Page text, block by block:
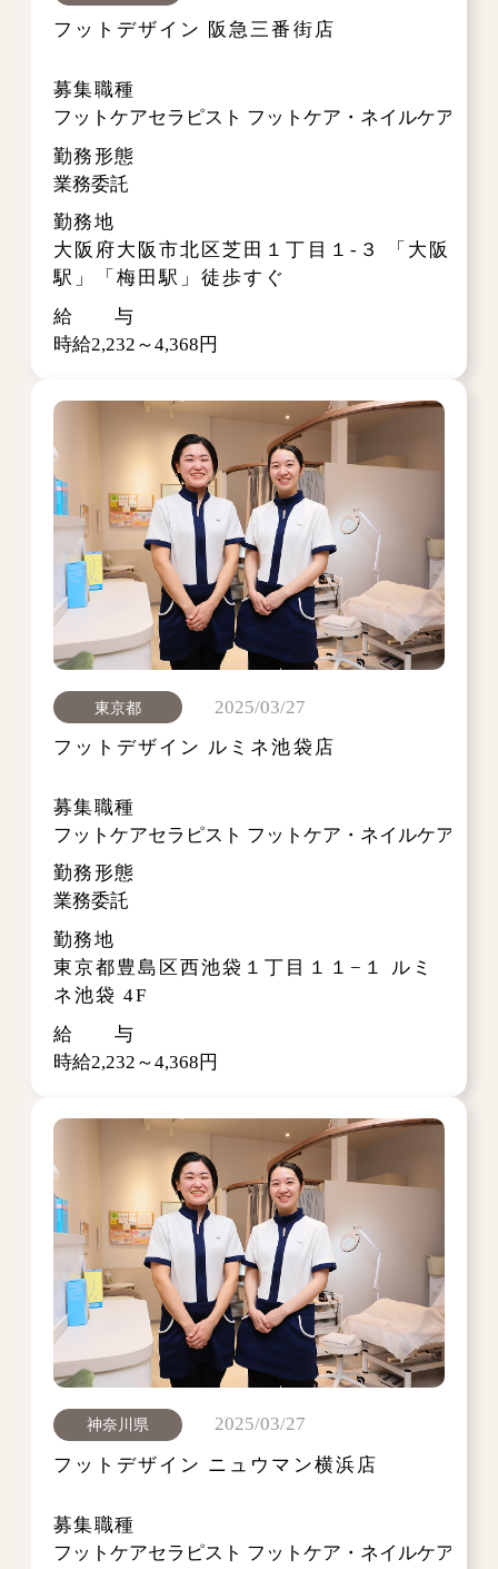
フットデザイン 阪急三番街店
募集職種
フットケアセラピスト フットケア・ネイルケア・レ
勤務形態
業務委託
勤務地
大阪府大阪市北区芝田１丁目１-３
「大阪
駅」「梅田駅」徒歩すぐ
給 与
時給2,232～4,368円
東京都
2025/03/27
フットデザイン ルミネ池袋店
募集職種
フットケアセラピスト フットケア・ネイルケア・レ
勤務形態
業務委託
勤務地
東京都豊島区西池袋１丁目１１−１ ルミ
ネ池袋 4F
給 与
時給2,232～4,368円
神奈川県
2025/03/27
フットデザイン ニュウマン横浜店
募集職種
フットケアセラピスト フットケア・ネイルケア・レ